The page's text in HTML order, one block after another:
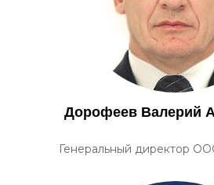
Дорофеев Валерий
Генеральный директор